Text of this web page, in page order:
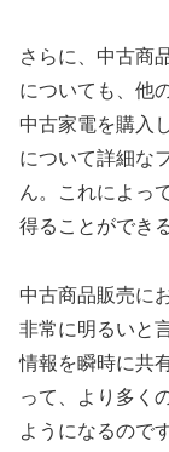
さらに、中古商
についても、他
中古家電を購入
について詳細な
ん。これによっ
得ることができ
中古商品販売に
非常に明るいと
情報を瞬時に共
って、より多く
ようになるのです